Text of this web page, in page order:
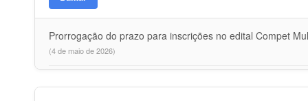
Prorrogação do prazo para inscrições no edital Compet
(4 de maio de 2026)